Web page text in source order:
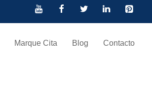
Marque Cita Blog Contacto